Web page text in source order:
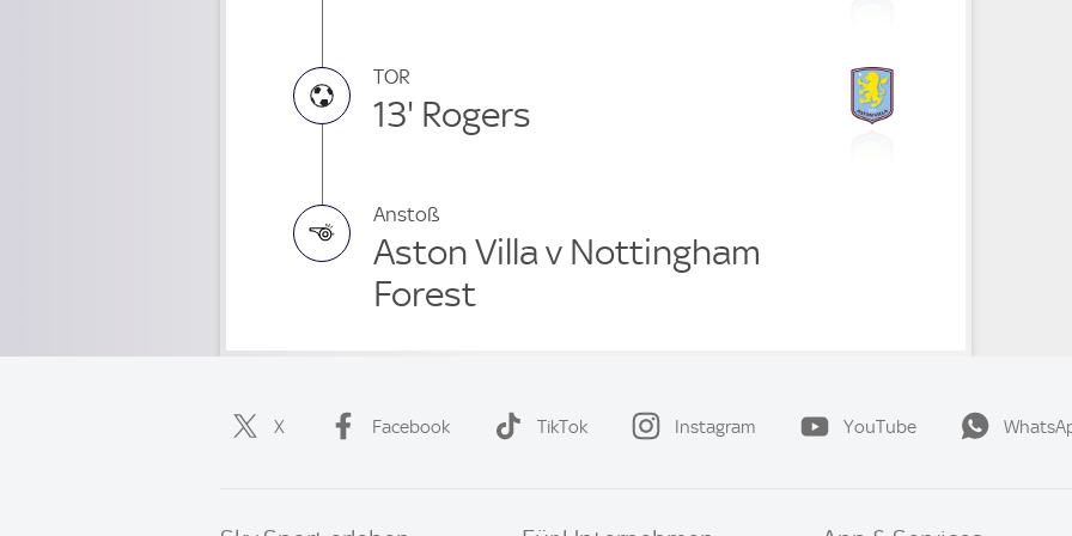
TOR
13' Rogers
Anstoß
Aston Villa v Nottingham
Forest
X Facebook TikTok Instagram YouTube